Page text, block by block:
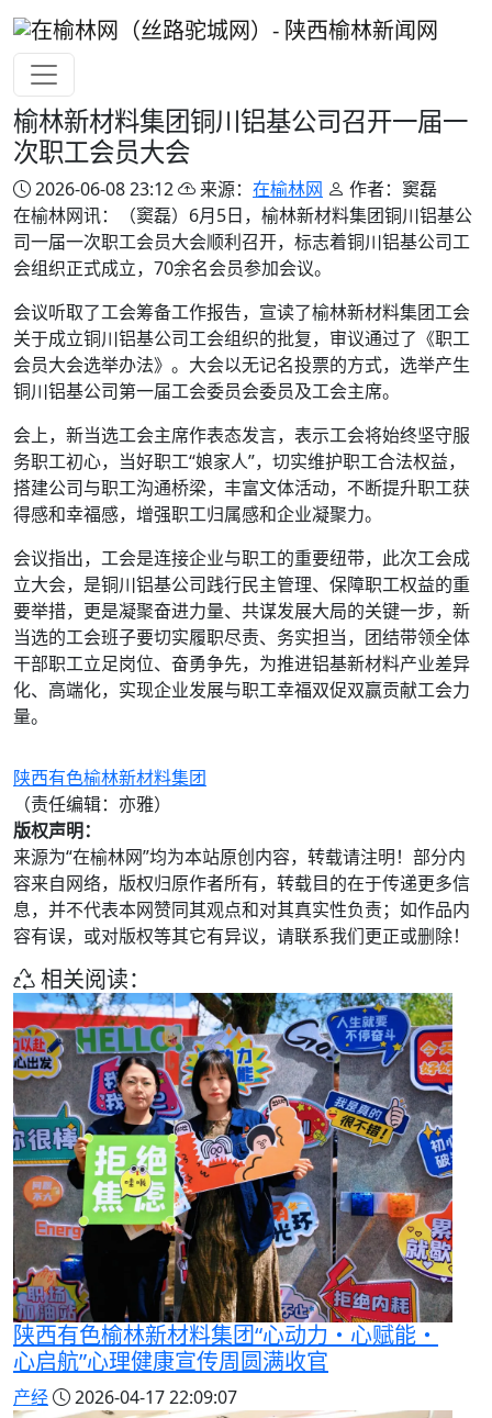
榆林新材料集团铜川铝基公司召开一届一
次职工会员大会
2026-06-08 23:12 来源： 在榆林网
作者：窦磊
在榆林网讯：（窦磊）6月5日，榆林新材料集团铜川铝基公
司一届一次职工会员大会顺利召开，标志着铜川铝基公司工
会组织正式成立，70余名会员参加会议。
会议听取了工会筹备工作报告，宣读了榆林新材料集团工会
关于成立铜川铝基公司工会组织的批复，审议通过了《职工
会员大会选举办法》。大会以无记名投票的方式，选举产生
铜川铝基公司第一届工会委员会委员及工会主席。
会上，新当选工会主席作表态发言，表示工会将始终坚守服
务职工初心，当好职工“娘家人”，切实维护职工合法权益，
搭建公司与职工沟通桥梁，丰富文体活动，不断提升职工获
得感和幸福感，增强职工归属感和企业凝聚力。
会议指出，工会是连接企业与职工的重要纽带，此次工会成
立大会，是铜川铝基公司践行民主管理、保障职工权益的重
要举措，更是凝聚奋进力量、共谋发展大局的关键一步，新
当选的工会班子要切实履职尽责、务实担当，团结带领全体
干部职工立足岗位、奋勇争先，为推进铝基新材料产业差异
化、高端化，实现企业发展与职工幸福双促双赢贡献工会力
量。
陕西有色榆林新材料集团
（责任编辑：亦雅）
版权声明：
来源为“在榆林网”均为本站原创内容，转载请注明！部分内
容来自网络，版权归原作者所有，转载目的在于传递更多信
息，并不代表本网赞同其观点和对其真实性负责；如作品内
容有误，或对版权等其它有异议，请联系我们更正或删除！
相关阅读：
陕西有色榆林新材料集团“心动力・心赋能・
心启航”心理健康宣传周圆满收官
产经 2026-04-17 22:09:07